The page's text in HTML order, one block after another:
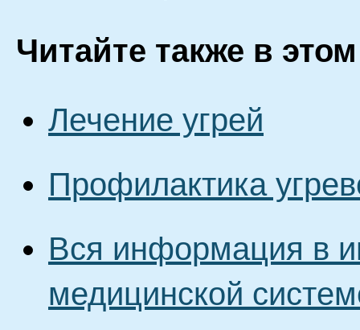
Читайте также в
Лечение угрей
Профилактика
Вся информация в
медицинской